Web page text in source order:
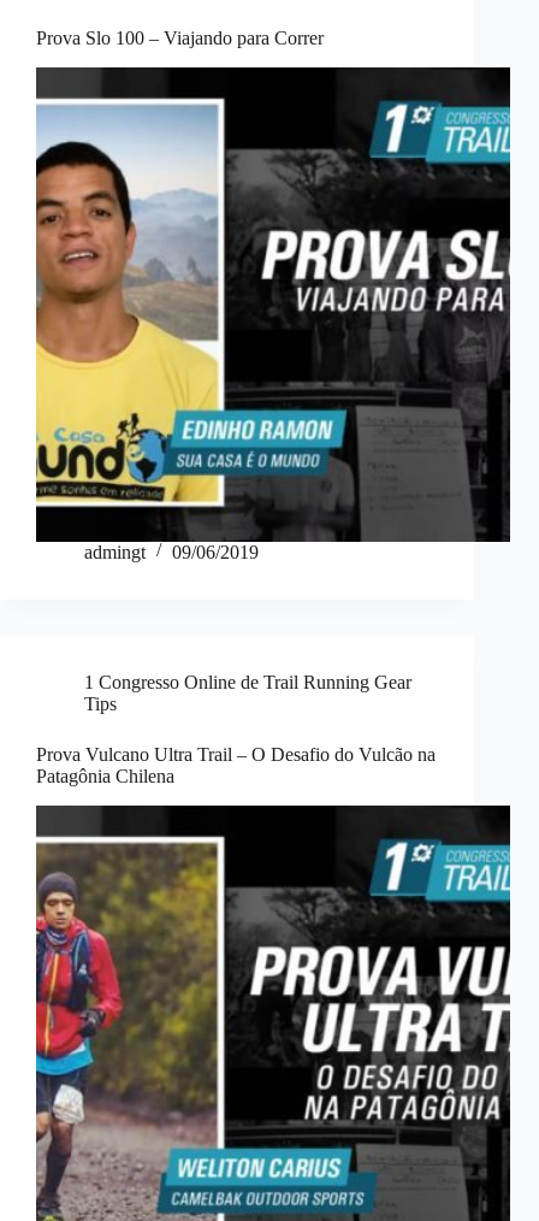
Prova Slo 100 – Viajando para Correr
admingt 09/06/2019
1 Congresso Online de Trail Running Gear
Tips
Prova Vulcano Ultra Trail – O Desafio do Vulcão na
Patagônia Chilena